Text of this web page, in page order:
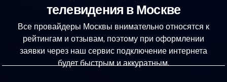
телевидения в Москве
Все провайдеры Москвы внимательно относятся к
рейтингам и отзывам, поэтому при оформлении
заявки через наш сервис подключение интернета
будет быстрым и аккуратным.